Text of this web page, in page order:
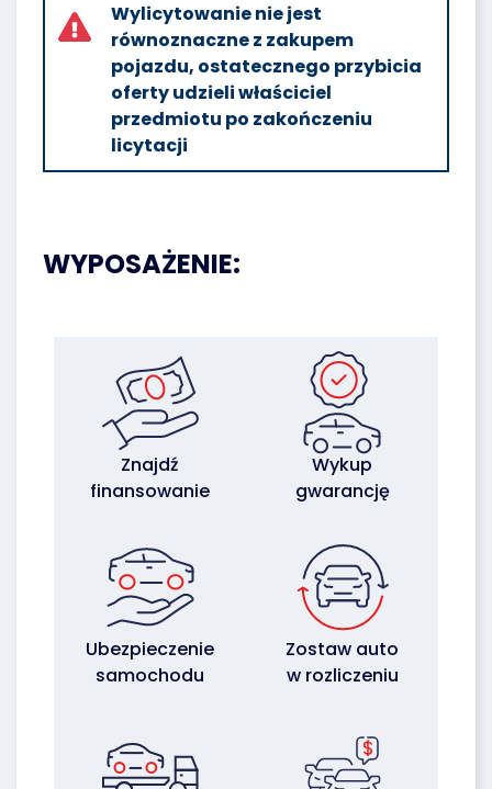
Wylicytowanie nie jest
równoznaczne z zakupem
pojazdu, ostatecznego przybicia
oferty udzieli właściciel
przedmiotu po zakończeniu
licytacji
WYPOSAŻENIE:
Znajdź
finansowanie
Wykup
gwarancję
Ubezpieczenie
samochodu
Zostaw auto
w rozliczeniu